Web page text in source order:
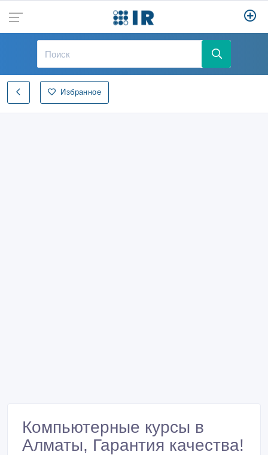
Избранное
Компьютерные курсы в
Алматы, Гарантия качества!